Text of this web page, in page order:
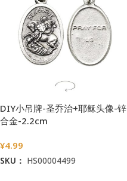
DIY小吊牌-圣乔治+耶稣头像-锌
合金-2.2cm
¥4.99
SKU： HS00004499